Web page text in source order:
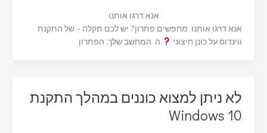
אנא דרגו אותנו
אנא דרגו אותנו מחפשים פתרון? יש לכם תקלה – של התקנת
ווינדוס על כונן חיצוני
ה המחשב שלך, הפתרון
לא ניתן למצוא כוננים במהלך התקנת
Windows 10